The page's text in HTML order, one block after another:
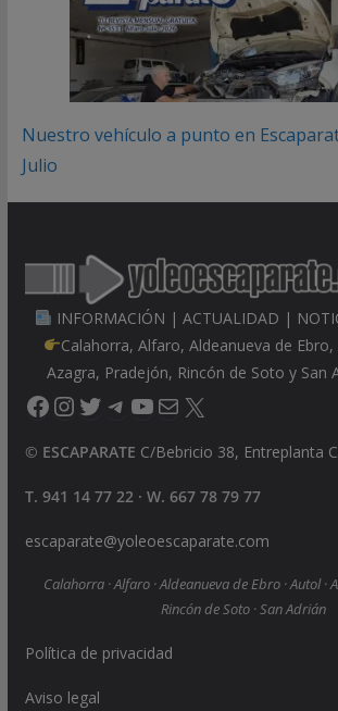
Nuestro vehículo a punto en
Julio
INFORMACIÓN | ACTUALIDAD |
Calahorra, Alfaro, Aldeanueva de
Azagra, Pradejón, Rincón de Soto y San
Facebook
Instagram
Twitter
Telegram
YouTube
Correo electrónico
X
© ESCAPARATE C/Bebricio 38, Entreplanta
T. 941 14 77 22 · W. 667 78 79 77
escaparate@yoleoescaparate.com
Calahorra · Alfaro · Aldeanueva de Ebro · Autol ·
Rincón de Soto · San Adrián
Política de privacidad
Aviso legal